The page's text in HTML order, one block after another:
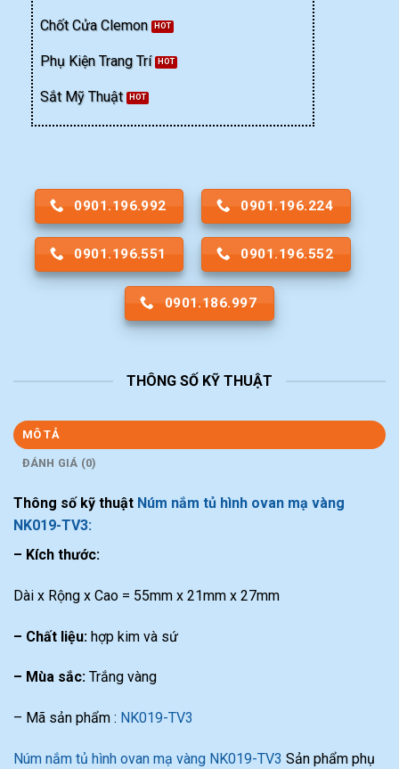
Chốt Cửa Clemon
Phụ Kiện Trang Trí
Sắt Mỹ Thuật
0901.196.992 0901.196.224
0901.196.551 0901.196.552
0901.186.997
THÔNG SỐ KỸ THUẬT
MÔ TẢ
ĐÁNH GIÁ (0)
Thông số kỹ thuật Núm nắm tủ hình ovan mạ vàng
NK019-TV3:
– Kích thước:
Dài x Rộng x Cao = 55mm x 21mm x 27mm
– Chất liệu: hợp kim và sứ
– Mùa sắc: Trắng vàng
– Mã sản phẩm : NK019-TV3
Núm nắm tủ hình ovan mạ vàng NK019-TV3 Sản phẩm phụ